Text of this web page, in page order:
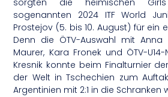
sorgten die heimischen
sogenannten 2024 ITF World
Prostejov (5. bis 10. August) für ein
Denn die ÖTV-Auswahl mit Anna
Maurer, Kara Fronek und ÖTV-
Kresnik konnte beim Finalturnier
der Welt in Tschechien zum
Argentinien mit 2:1 in die Schranken